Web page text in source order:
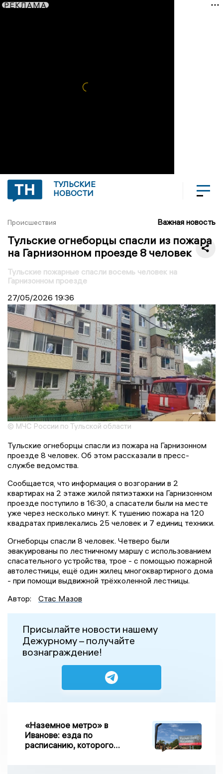
РЕКЛАМА
ТУЛЬСКИЕ
НОВОСТИ
Происшествия Важная новость
Тульские огнеборцы спасли из пожара
на Гарнизонном проезде 8 человек
Тульские пожарные спасли восемь человек на
Гарнизонном проезде
27/05/2026 19:36
© МЧС России по Тульской области
Тульские огнеборцы спасли из пожара на Гарнизонном
проезде 8 человек. Об этом рассказали в пресс-
службе ведомства.
Сообщается, что информация о возгорании в 2
квартирах на 2 этаже жилой пятиэтажки на Гарнизонном
проезде поступило в 16:30, а спасатели были на месте
уже через несколько минут. К тушению пожара на 120
квадратах привлекались 25 человек и 7 единиц техники.
Огнеборцы спасли 8 человек. Четверо были
эвакуированы по лестничному маршу с использованием
спасательного устройства, трое - с помощью пожарной
автолестницы, ещё один жилец многоквартирного дома
- при помощи выдвижной трёхколенной лестницы.
Автор:
Стас Мазов
Присылайте новости нашему
Дежурному – получайте
вознаграждение!
«Наземное метро» в
Иванове: езда по
расписанию, которого